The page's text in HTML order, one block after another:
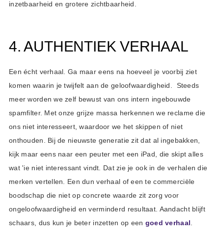
inzetbaarheid en grotere zichtbaarheid.
4. AUTHENTIEK VERHAAL
Een écht verhaal. Ga maar eens na hoeveel je voorbij ziet
komen waarin je twijfelt aan de geloofwaardigheid. Steeds
meer worden we zelf bewust van ons intern ingebouwde
spamfilter. Met onze grijze massa herkennen we reclame die
ons niet interesseert, waardoor we het skippen of niet
onthouden. Bij de nieuwste generatie zit dat al ingebakken,
kijk maar eens naar een peuter met een iPad, die skipt alles
wat 'ie niet interessant vindt. Dat zie je ook in de verhalen die
merken vertellen. Een dun verhaal of een te commerciële
boodschap die niet op concrete waarde zit zorg voor
ongeloofwaardigheid en verminderd resultaat. Aandacht blijft
schaars, dus kun je beter inzetten op een goed verhaal